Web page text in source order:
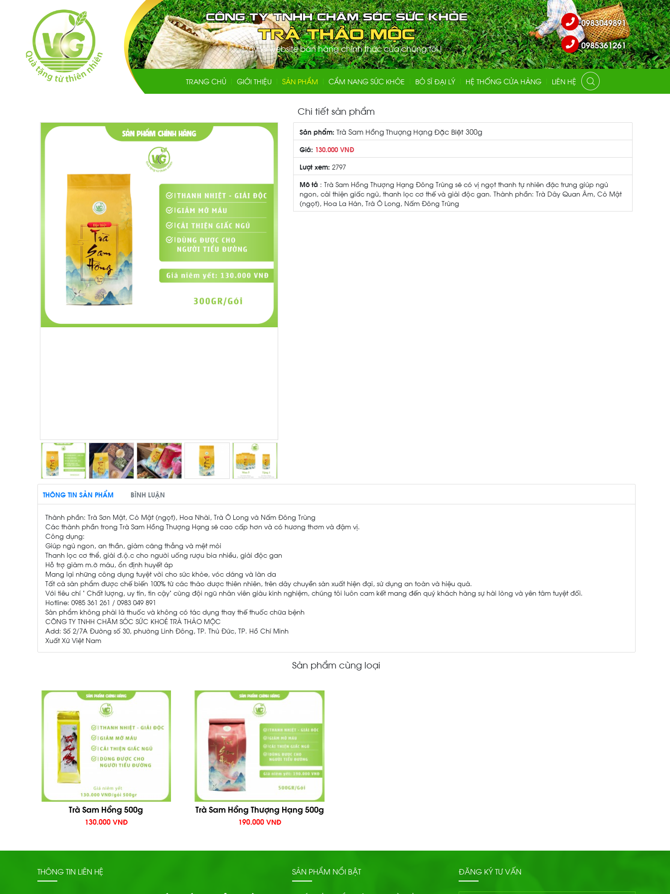
Đây là website bán hàng chính thức của chúng tôi !
TRANG CHỦ GIỚI THIỆU SẢN PHẨM CẨM NANG SỨC KHỎE BỎ SĨ ĐẠI LÝ HỆ THỐNG CỬA HÀNG LIÊN HỆ
0983049891
0985361261
Chi tiết sản phẩm
Sản phẩm: Trà Sam Hồng Thượng Hạng Đặc Biệt 300g
Giá: 130.000 VNĐ
Lượt xem: 2797
Mô tả : Trà Sam Hồng Thượng Hạng Đông Trùng sẽ có vị ngọt thanh tự nhiên đặc trưng giúp ngủ
ngon, cảỉ thiện giấc ngủ, thanh lọc cơ thế và giải độc gan. Thành phần: Trà Dây Quan Âm, Cỏ Mật
(ngọt), Hoa La Hán, Trà Ô Long, Nấm Đông Trùng
THÔNG TIN SẢN PHẨM BÌNH LUẬN
Thành phần: Trà Sơn Mật, Cỏ Mật (ngọt), Hoa Nhài, Trà Ô Long và Nấm Đông Trùng
Các thành phần trong Trà Sam Hồng Thượng Hạng sẽ cao cấp hơn và có hương thơm và đậm vị.
Công dụng:
Giúp ngủ ngon, an thần, giảm căng thẳng và mệt mỏi
Thanh lọc cơ thể, giải đ.ộ.c cho người uống rượu bia nhiều, giải độc gan
Hỗ trợ giảm m.ỡ máu, ổn định huyết áp
Mang lại những công dụng tuyệt vời cho sức khỏe, vóc dáng và làn da
Tất cả sản phẩm được chế biến 100% từ các thảo dược thiên nhiên, trên dây chuyền sản xuất hiện đại, sử dụng an toàn và hiệu quả.
Với tiêu chí “ Chất lượng, uy tín, tin cậy” cùng đội ngũ nhân viên giàu kinh nghiệm, chúng tôi luôn cam kết mang đến quý khách hàng sự hài lòng và yên tâm tuyệt đối.
Hotline: 0985 361 261 / 0983 049 891
Sản phẩm không phải là thuốc và không có tác dụng thay thế thuốc chữa bệnh
CÔNG TY TNHH CHĂM SÓC SỨC KHOẺ TRÀ THẢO MỘC
Add: Số 2/7A Đường số 30, phường Linh Đông, TP. Thủ Đức, TP. Hồ Chí Minh
Xuất Xứ Việt Nam
Sản phẩm cùng loại
Trà Sam Hồng 500g
130.000 VNĐ
Trà Sam Hồng Thượng Hạng 500g
190.000 VNĐ
THÔNG TIN LIÊN HỆ SẢN PHẨM NỔI BẬT ĐĂNG KÝ TƯ VẤN